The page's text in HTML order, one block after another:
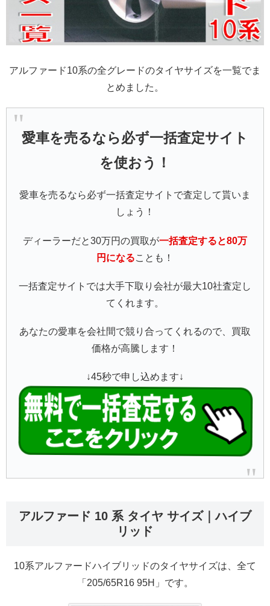
アルファード10系の全グレードのタイヤサイズを一覧でま
とめました。
愛車を売るなら必ず一括査定サイト
を使おう！
愛車を売るなら必ず一括査定サイトで査定して貰いま
しょう！
ディーラーだと30万円の買取が一括査定すると80万
円になることも！
一括査定サイトでは大手下取り会社が最大10社査定し
てくれます。
あなたの愛車を会社間で競り合ってくれるので、買取
価格が高騰します！
↓45秒で申し込めます↓
アルファード 10 系 タイヤ サイズ｜ハイブ
リッド
10系アルファードハイブリッドのタイヤサイズは、全て
「205/65R16 95H」です。